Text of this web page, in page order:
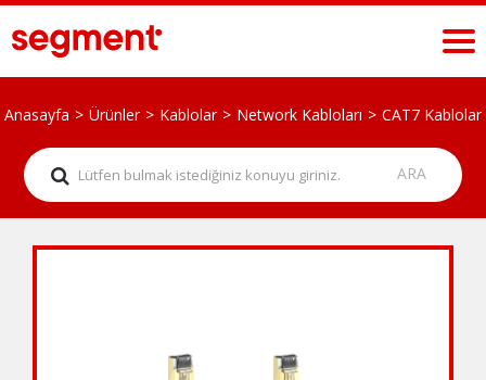
Anasayfa Ürünler Kablolar Network Kabloları CAT7 Kablolar